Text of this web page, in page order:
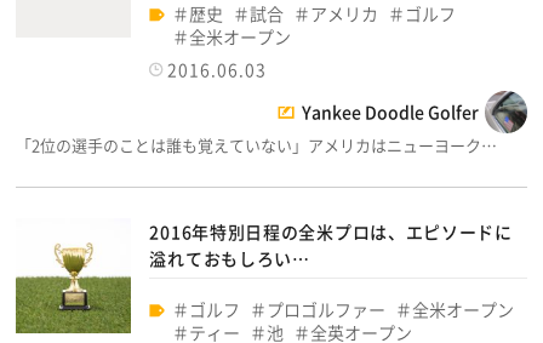
歴史 試合 アメリカ
ゴルフ
全米オープン
2016.06.03
Yankee Doodle Golfer
「2位の選手のことは誰も覚えていない」アメリカはニューヨーク…
2016年特別日程の全米プロは、エピソードに
溢れておもしろい…
ゴルフ プロゴルファー
全米オープン
ティー
池
全英オープン